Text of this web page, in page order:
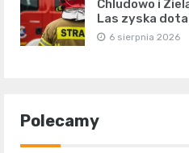
Chludowo i
Las zyska
6 sierpnia 2026
Polecamy